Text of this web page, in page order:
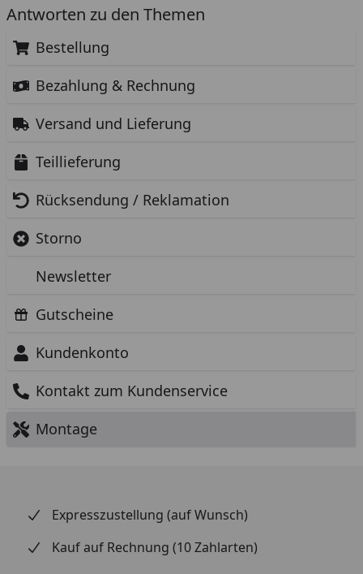
Antworten zu den Themen
Bestellung
Bezahlung & Rechnung
Versand und Lieferung
Teillieferung
Rücksendung / Reklamation
Storno
Newsletter
Gutscheine
Kundenkonto
Kontakt zum Kundenservice
Montage
Expresszustellung (auf Wunsch)
Kauf auf Rechnung (10 Zahlarten)